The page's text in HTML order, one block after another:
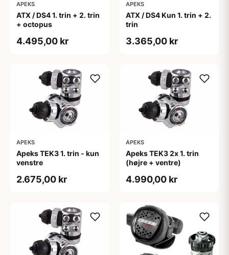
APEKS
ATX / DS4 1. trin + 2. trin
+ octopus
4.495,00 kr
APEKS
ATX / DS4 Kun 1. trin + 2.
trin
3.365,00 kr
APEKS
Apeks TEK3 1. trin - kun
venstre
2.675,00 kr
APEKS
Apeks TEK3 2x 1. trin
(højre + ventre)
4.990,00 kr